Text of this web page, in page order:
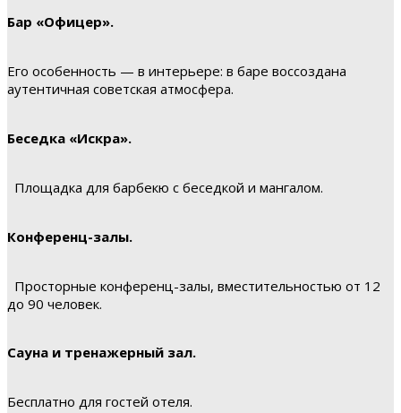
Бар «Офицер».
Его особенность — в интерьере: в баре воссоздана
аутентичная советская атмосфера.
Беседка «Искра».
Площадка для барбекю с беседкой и мангалом.
Конференц-залы.
Просторные конференц-залы, вместительностью от 12
до 90 человек.
Сауна и тренажерный зал.
Бесплатно для гостей отеля.